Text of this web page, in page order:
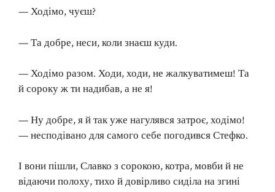
— Ходімо, чуєш?
— Та добре, неси, коли знаєш куди.
— Ходімо разом. Ходи, ходи, не жалкуватимеш! Та
й сороку ж ти надибав, а не я!
— Ну добре, я й так уже нагулявся затроє, ходімо!
— несподівано для самого себе погодився Стефко.
І вони пішли, Славко з сорокою, котра, мовби й не
відаючи полоху, тихо й довірливо сиділа на згині